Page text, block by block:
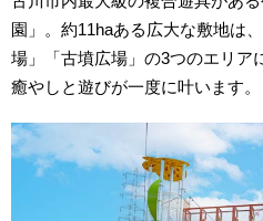
園」。約11haある広大な敷地は
場」「古墳広場」の3つのエリア
癒やしと遊びが一度に叶います。